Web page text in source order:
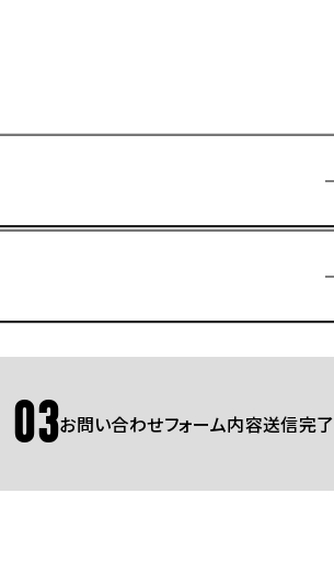
03お問い合わせフォーム内容送信完了